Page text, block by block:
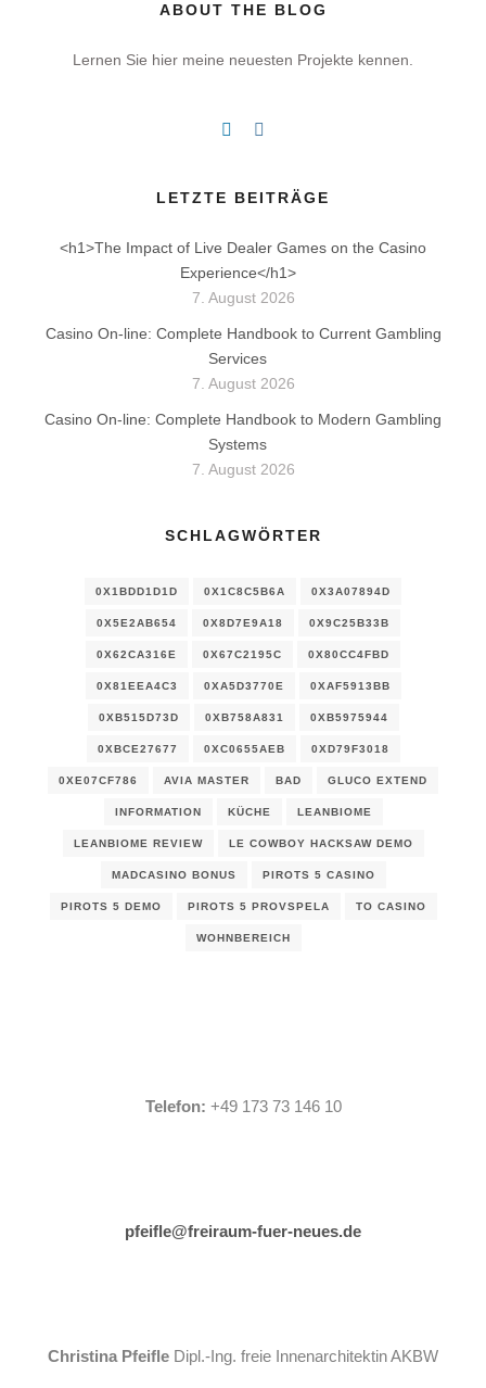
ABOUT THE BLOG
Lernen Sie hier meine neuesten Projekte kennen.
LETZTE BEITRÄGE
<h1>The Impact of Live Dealer Games on the Casino
Experience</h1>
7. August 2026
Casino On-line: Complete Handbook to Current Gambling
Services
7. August 2026
Casino On-line: Complete Handbook to Modern Gambling
Systems
7. August 2026
SCHLAGWÖRTER
0X1BDD1D1D 0X1C8C5B6A 0X3A07894D
0X5E2AB654 0X8D7E9A18 0X9C25B33B
0X62CA316E 0X67C2195C 0X80CC4FBD
0X81EEA4C3 0XA5D3770E 0XAF5913BB
0XB515D73D 0XB758A831 0XB5975944
0XBCE27677 0XC0655AEB 0XD79F3018
0XE07CF786 AVIA MASTER BAD GLUCO EXTEND
INFORMATION KÜCHE LEANBIOME
LEANBIOME REVIEW LE COWBOY HACKSAW DEMO
MADCASINO BONUS PIROTS 5 CASINO
PIROTS 5 DEMO PIROTS 5 PROVSPELA TO CASINO
WOHNBEREICH
Telefon: +49 173 73 146 10
pfeifle@freiraum-fuer-neues.de
Christina Pfeifle Dipl.-Ing. freie Innenarchitektin AKBW